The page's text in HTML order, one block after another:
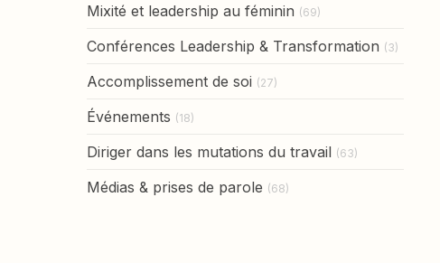
Mixité et leadership au féminin (69)
Conférences Leadership & Transformation (3)
Accomplissement de soi (27)
Événements (18)
Diriger dans les mutations du travail (63)
Médias & prises de parole (68)